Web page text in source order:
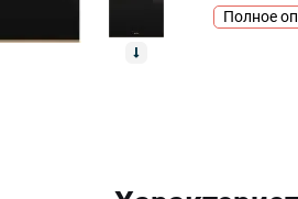
Полное